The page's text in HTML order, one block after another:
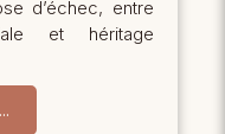
d’échec, entre
et héritage